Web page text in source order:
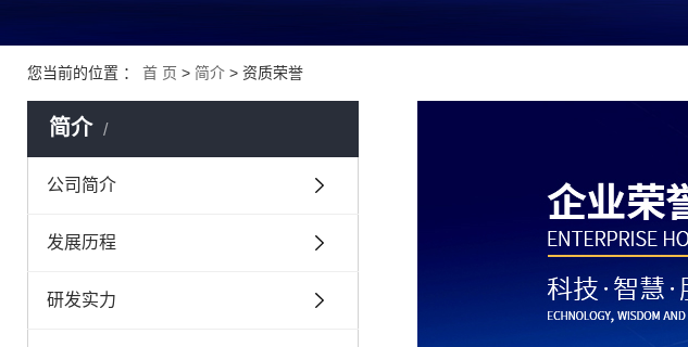
锂电分切机 其他行业
您当前的位置 ： 首 页 > 简介 > 资质荣誉
简介
公司简介
发展历程
研发实力